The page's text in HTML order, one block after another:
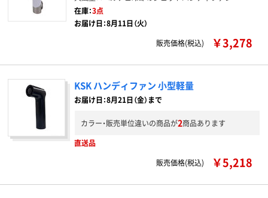
在庫：3点
お届け日：8月11日（火）
販売価格(税込)
￥3,278
KSK ハンディファン 小型軽量
お届け日：8月21日（金）まで
カラー・販売単位違いの商品が2商品あります
直送品
販売価格(税込)
￥5,218